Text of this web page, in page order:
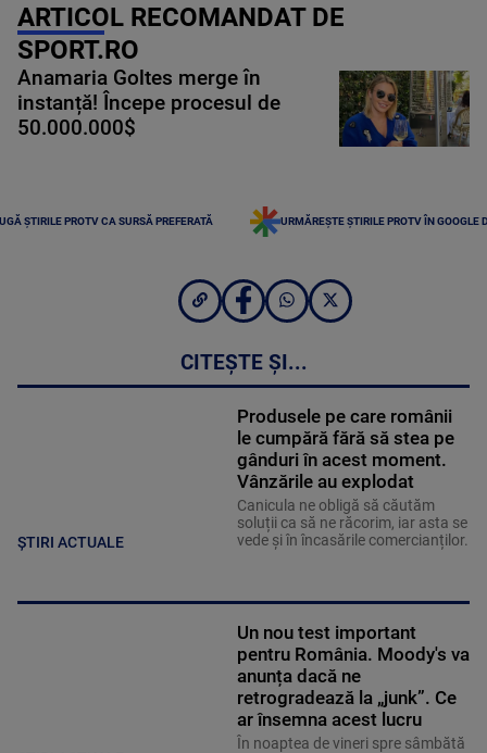
ARTICOL RECOMANDAT DE
SPORT.RO
Anamaria Goltes merge în
instanță! Începe procesul de
50.000.000$
ȘTIRILE PROTV CA SURSĂ PREFERATĂ URMĂREȘTE ȘTIRILE PROTV ÎN GOOGLE
CITEȘTE ȘI...
ȘTIRI ACTUALE
Produsele pe care românii
le cumpără fără să stea pe
gânduri în acest moment.
Vânzările au explodat
Canicula ne obligă să căutăm
soluții ca să ne răcorim, iar asta se
vede și în încasările comercianților.
Un nou test important
pentru România. Moody's va
anunța dacă ne
retrogradează la „junk”. Ce
ar însemna acest lucru
În noaptea de vineri spre sâmbătă